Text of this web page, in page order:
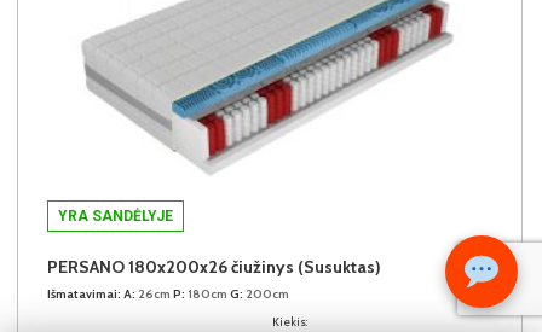
Kiekis:
YRA SANDĖLYJE
PERSANO 180x200x26 čiužinys (Susuktas)
Išmatavimai: A: 26cm P: 180cm G: 200cm